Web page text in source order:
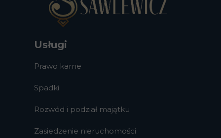
Usługi
Prawo karne
Spadki
Rozwód i podział majątku
Zasiedzenie nieruchomości